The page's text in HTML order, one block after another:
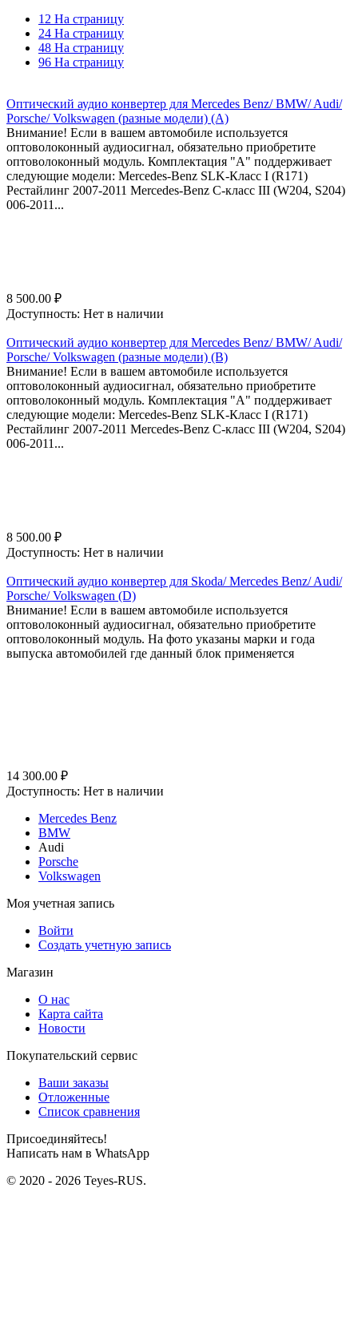
12 На страницу
24 На страницу
48 На страницу
96 На страницу
Оптический аудио конвертер для Mercedes Benz/ BMW/ Audi/
Porsche/ Volkswagen (разные модели) (A)
Внимание! Если в вашем автомобиле используется
оптоволоконный аудиосигнал, обязательно приобретите
оптоволоконный модуль. Комплектация "A" поддерживает
следующие модели: Mercedes-Benz SLK-Класс I (R171)
Рестайлинг 2007-2011 Mercedes-Benz C-класс III (W204, S204)
006-2011...
8 500.00 ₽
Доступность: Нет в наличии
Оптический аудио конвертер для Mercedes Benz/ BMW/ Audi/
Porsche/ Volkswagen (разные модели) (B)
Внимание! Если в вашем автомобиле используется
оптоволоконный аудиосигнал, обязательно приобретите
оптоволоконный модуль. Комплектация "A" поддерживает
следующие модели: Mercedes-Benz SLK-Класс I (R171)
Рестайлинг 2007-2011 Mercedes-Benz C-класс III (W204, S204)
006-2011...
8 500.00 ₽
Доступность: Нет в наличии
Оптический аудио конвертер для Skoda/ Mercedes Benz/ Audi/
Porsche/ Volkswagen (D)
Внимание! Если в вашем автомобиле используется
оптоволоконный аудиосигнал, обязательно приобретите
оптоволоконный модуль. На фото указаны марки и года
выпуска автомобилей где данный блок применяется
14 300.00 ₽
Доступность: Нет в наличии
Mercedes Benz
BMW
Audi
Porsche
Volkswagen
Моя учетная запись
Войти
Создать учетную запись
Магазин
О нас
Карта сайта
Новости
Покупательский сервис
Ваши заказы
Отложенные
Список сравнения
Присоединяйтесь!
Написать нам в WhatsApp
© 2020 - 2026 Teyes-RUS.